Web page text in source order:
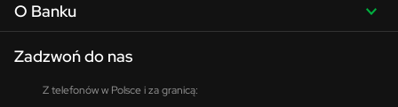
O Banku
Zadzwoń do nas
Z telefonów w Polsce i za granicą: